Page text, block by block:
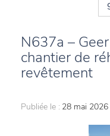
N637a –
chantier de
revêtement
Publiée le : 28 mai 2026